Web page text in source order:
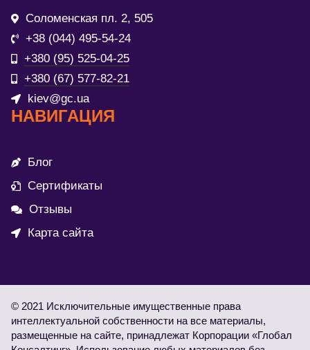
Соломенская пл. 2, 505
+38 (044) 495-54-24
+380 (95) 525-04-25
+380 (67) 577-82-21
kiev@gc.ua
НАВИГАЦИЯ
Блог
Сертификаты
Отзывы
Карта сайта
© 2021 Исключительные имущественные права
интеллектуальной собственности на все материалы,
размещенные на сайте, принадлежат Корпорации «Глобал